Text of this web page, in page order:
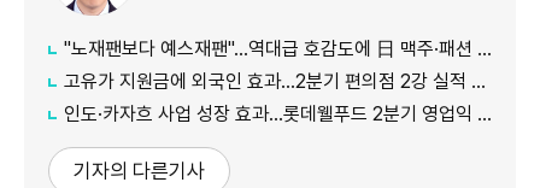
"노재팬보다 예스재팬"…역대급 호감도에 日 맥주·패션 '날개'
고유가 지원금에 외국인 효과…2분기 편의점 2강 실적 날았다
인도·카자흐 사업 성장 효과…롯데웰푸드 2분기 영업익 89%↑
기자의 다른기사